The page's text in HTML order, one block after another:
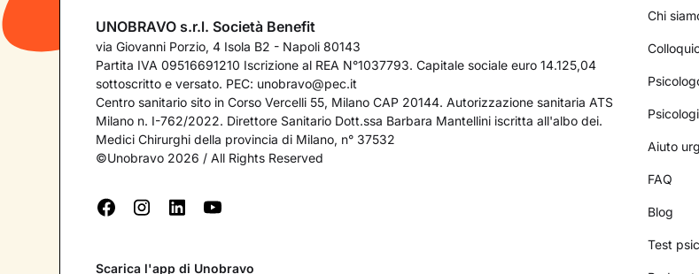
UNOBRAVO s.r.l. Società Benefit
via Giovanni Porzio, 4 Isola B2 - Napoli 80143
Partita IVA 09516691210 Iscrizione al REA N°1037793. Capitale sociale euro 14.125,04
sottoscritto e versato. PEC: unobravo@pec.it
Centro sanitario sito in Corso Vercelli 55, Milano CAP 20144. Autorizzazione sanitaria ATS
Milano n. I-762/2022. Direttore Sanitario Dott.ssa Barbara Mantellini iscritta all'albo dei.
Medici Chirurghi della provincia di Milano, n° 37532
©Unobravo 2026 / All Rights Reserved
Scarica l'app di Unobravo
Chi
Aiuto
FAQ
Blog
Test